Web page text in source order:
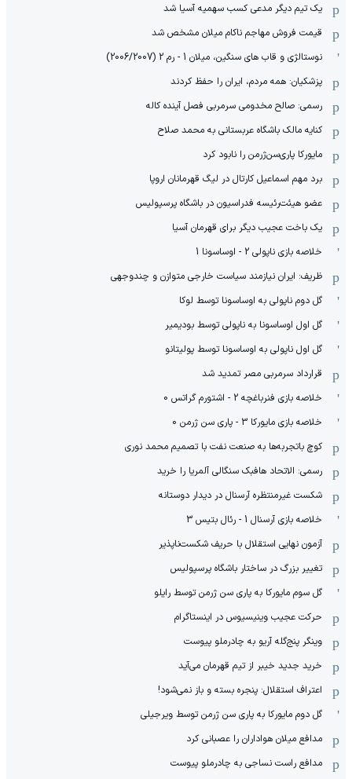
یک تیم دیگر مدعی کسب سهمیه آسیا شد
قیمت فروش مهاجم ناکام میلان مشخص شد
نوستالژی و قاب های سنگین، میلان 1 - رم 2 (2006/2007)
پزشکیان: همه مردم، ایران را حفظ کردند
رسمی: صالح مخدومی سرمربی فصل آینده کاله
کنایه مالک باشگاه عربستانی به محمد صلاح
مایورکا پاری‌سن‌ژرمن را نابود کرد
برد مهم اسماعیل کارتال در لیگ قهرمانان اروپا
عضو هیئت‌رئیسه فدراسیون در باشگاه پرسپولیس
یک باخت عجیب دیگر برای قهرمان آسیا
خلاصه بازی ناپولی 2 - اوساسونا 1
ظریف: ایران نیازمند سیاست خارجی متوازن و چندوجهی
گل دوم ناپولی به اوساسونا توسط لوکا
گل اول اوساسونا به ناپولی توسط بودیمیر
گل اول ناپولی به اوساسونا توسط پولیتانو
قرارداد سرمربی مصر تمدید شد
خلاصه بازی فنرباغچه 2 - اشتورم گراتس 0
خلاصه بازی مایورکا 3 - پاری سن ژرمن 0
کوچ باتجربه‌ها به صنعت نفت با تصمیم محمد نوری
رسمی: الاتحاد هافبک سنگالی آلمریا را خرید
شکست غیرمنتظره آرسنال در دیدار دوستانه
خلاصه بازی آرسنال 1 - رئال بتیس 3
آزمون نهایی استقلال با حریف شکست‌ناپذیر
تغییر بزرگ در ساختار باشگاه پرسپولیس
گل سوم مایورکا به پاری سن ژرمن توسط رایلو
حرکت عجیب وینیسیوس در اینستاگرام
وینگر پنج‌گله آریو به چادرملو پیوست
خرید جدید خیبر از تیم قهرمان می‌آید
اعتراف استقلال: پنجره بسته و باز نمی‌شود!
گل دوم مایورکا به پاری سن ژرمن توسط ویرجیلی
مدافع میلان هواداران را عصبانی کرد
مدافع راست نساجی به چادرملو پیوست